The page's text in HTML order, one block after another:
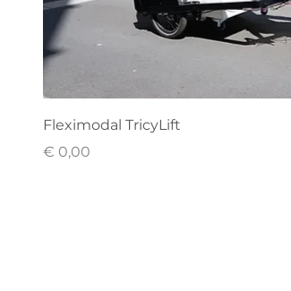
Fleximodal TricyLift
Prijs
€ 0,00